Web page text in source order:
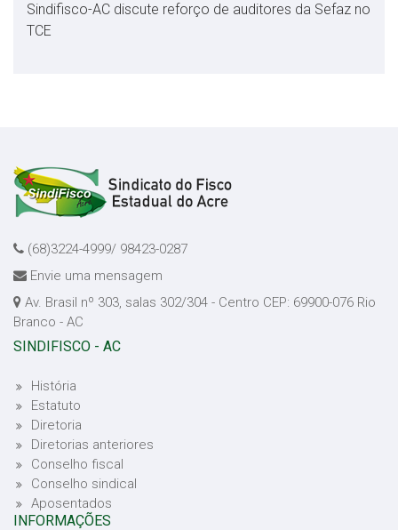
Sindifisco-AC discute reforço de auditores da Sefaz no
TCE
(68)3224-4999/ 98423-0287
Envie uma mensagem
Av. Brasil nº 303, salas 302/304 - Centro CEP: 69900-076 Rio
Branco - AC
SINDIFISCO - AC
História
Estatuto
Diretoria
Diretorias anteriores
Conselho fiscal
Conselho sindical
Aposentados
INFORMAÇÕES